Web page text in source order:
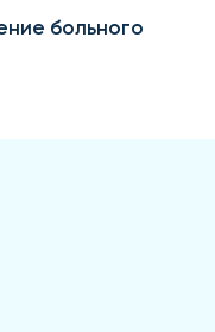
больного